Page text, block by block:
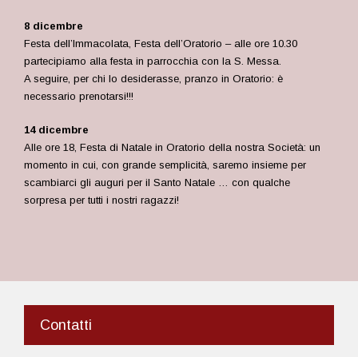
8 dicembre
Festa dell’Immacolata, Festa dell’Oratorio – alle ore 10.30
partecipiamo alla festa in parrocchia con la S. Messa.
A seguire, per chi lo desiderasse, pranzo in Oratorio: è
necessario prenotarsi!!!
14 dicembre
Alle ore 18, Festa di Natale in Oratorio della nostra Società: un
momento in cui, con grande semplicità, saremo insieme per
scambiarci gli auguri per il Santo Natale … con qualche
sorpresa per tutti i nostri ragazzi!
Contatti